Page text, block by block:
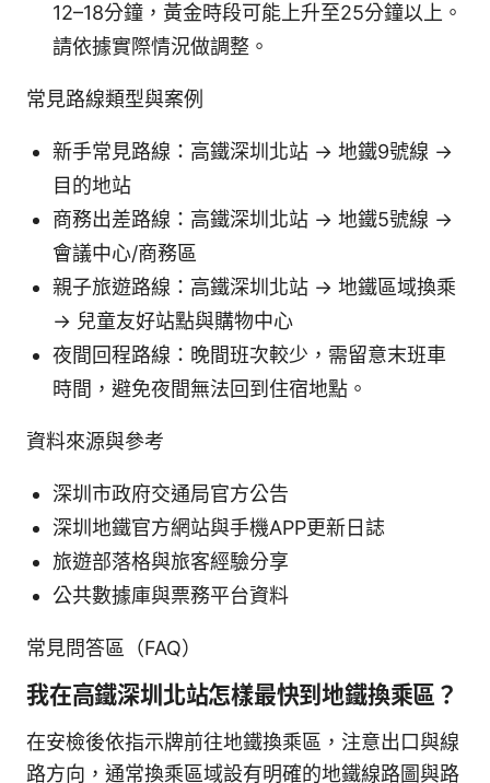
12–18分鐘，黃金時段可能上升至25分鐘以上。
請依據實際情況做調整。
常見路線類型與案例
新手常見路線：高鐵深圳北站 → 地鐵9號線 →
目的地站
商務出差路線：高鐵深圳北站 → 地鐵5號線 →
會議中心/商務區
親子旅遊路線：高鐵深圳北站 → 地鐵區域換乘
→ 兒童友好站點與購物中心
夜間回程路線：晚間班次較少，需留意末班車
時間，避免夜間無法回到住宿地點。
資料來源與參考
深圳市政府交通局官方公告
深圳地鐵官方網站與手機APP更新日誌
旅遊部落格與旅客經驗分享
公共數據庫與票務平台資料
常見問答區（FAQ）
我在高鐵深圳北站怎樣最快到地鐵換乘區？
在安檢後依指示牌前往地鐵換乘區，注意出口與線
路方向，通常換乘區域設有明確的地鐵線路圖與路